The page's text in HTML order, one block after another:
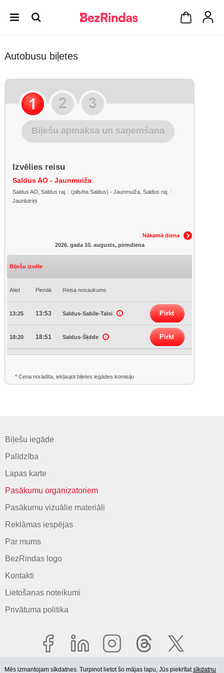
Autobusu biļetes
Biļešu apmaksa un saņemšana
Izvēlies reisu
Saldus AO - Jaunmuiža
Saldus AO, Saldus raj. : (pilsēta Saldus) - Jaunmuiža, Saldus raj. :
Jaunlutriņi
Nākamā diena
2026. gada 10. augusts, pirmdiena
Biļešu izvēle
Atiet Pienāk Reisa nosaukums
13:25 13:53 Saldus-Sabile-Talsi Pirkt
18:20 18:51 Saldus-Šķēde Pirkt
* Cena norādīta, iekļaujot biļetes iegādes komisiju
Biļešu iegāde
Palīdzība
Lapas karte
Pasākumu organizatoriem
Pasākumu vizuālie materiāli
Reklāmas iespējas
Par mums
BezRindas logo
Kontakti
Lietošanas noteikumi
Privātuma politika
Mēs izmantojam sīkdatnes. Turpinot lietot šo mājas lapu, Jūs piekrītatsīkdatņu